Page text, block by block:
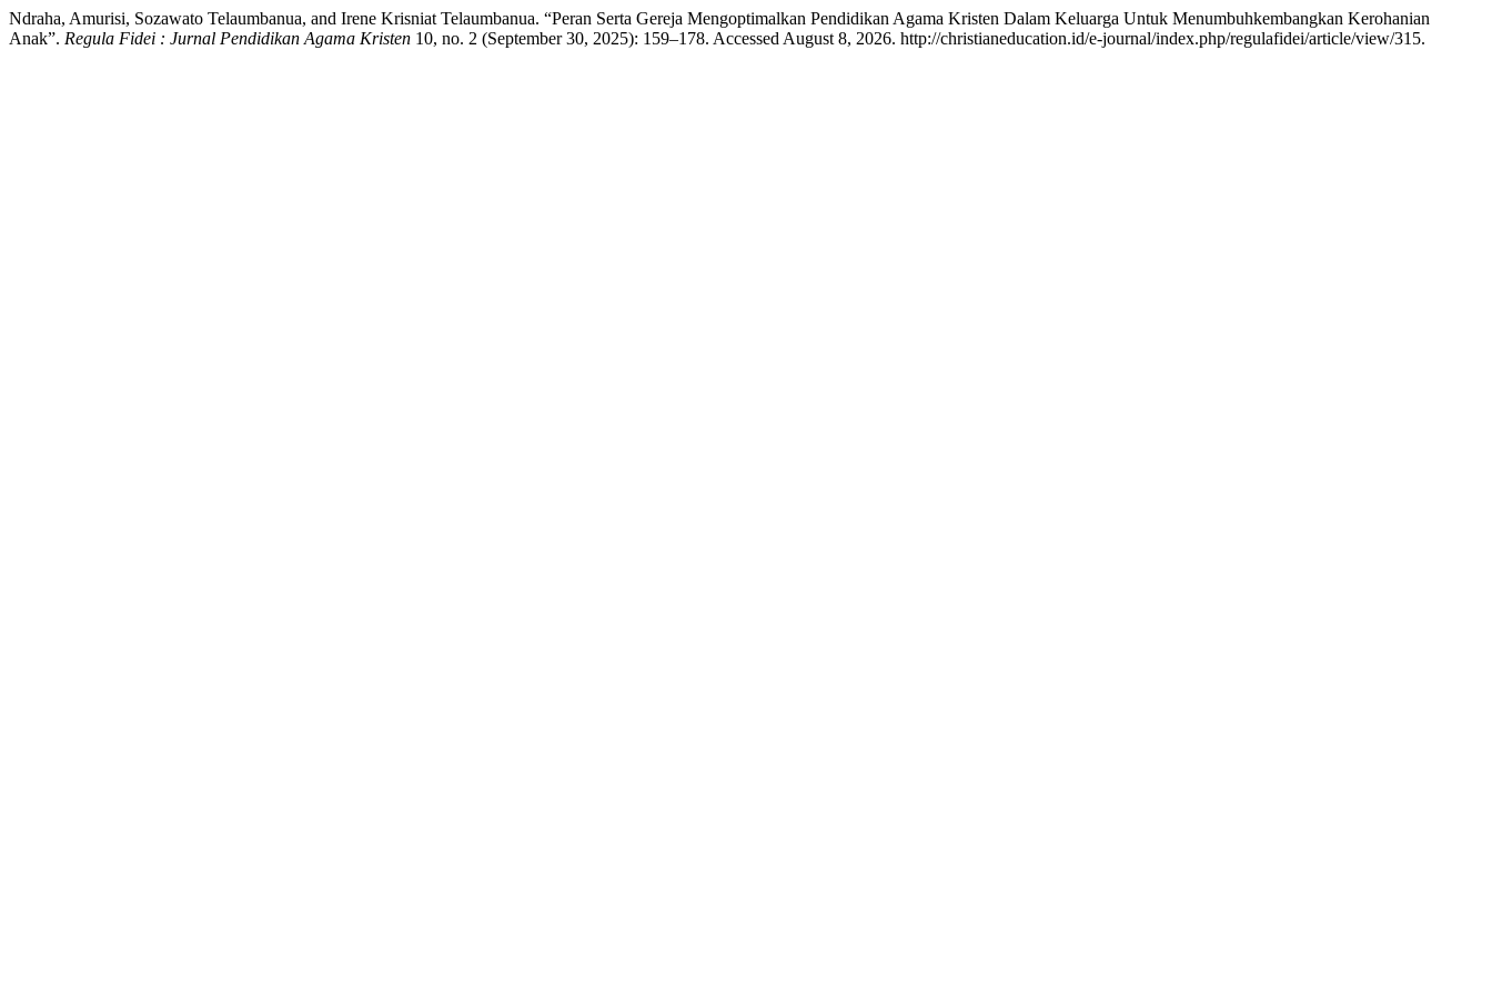
Ndraha, Amurisi, Sozawato Telaumbanua, and Irene Krisniat Telaumbanua. “Peran Serta Gereja Mengoptimalkan Pendidikan Agama Kristen Dalam Keluarga Untuk Menumbuhkembangkan Kerohanian
Anak”. Regula Fidei : Jurnal Pendidikan Agama Kristen 10, no. 2 (September 30, 2025): 159–178. Accessed August 8, 2026. http://christianeducation.id/e-journal/index.php/regulafidei/article/view/315.